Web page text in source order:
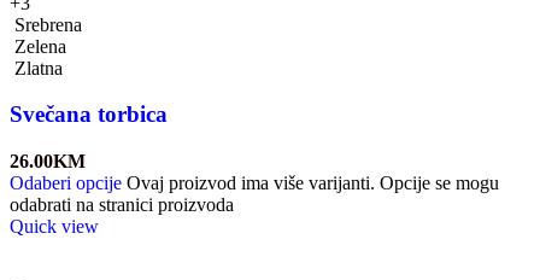
Srebrena
Zelena
Zlatna
Svečana torbica
26.00KM
Odaberi opcije Ovaj proizvod ima više varijanti. Opcije se mogu
odabrati na stranici proizvoda
Quick view